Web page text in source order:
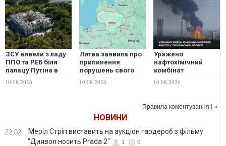
ЗСУ вивели з ладу
ППО та РЕБ біля
палацу Путіна в
10.08.2026
Литва заявила про
припинення
порушень свого
тактики
10.08.2026
Уражено
нафтохімічний
комбінат
“Тобольскнефтехим”
у Тюменській
10.08.2026
Правила коментування ! »
НОВИНИ
22:02
Меріл Стріп виставить на аукціон гардероб з фільму
"Диявол носить Prada 2"
1 0